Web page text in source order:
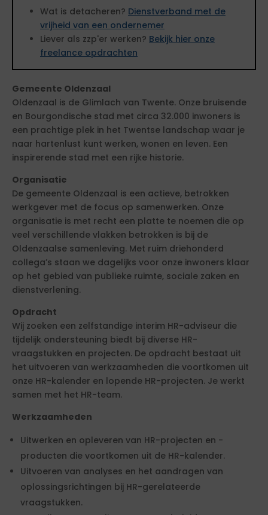
Wat is detacheren? Dienstverband met de
vrijheid van een ondernemer
Liever als zzp'er werken? Bekijk hier onze
freelance opdrachten
Gemeente Oldenzaal
Oldenzaal is de Glimlach van Twente. Onze bruisende
en Bourgondische stad met circa 32.000 inwoners is
een prachtige plek in het Twentse landschap waar je
naar hartenlust kunt werken, wonen en leven. Een
inspirerende stad met een rijke historie.
Organisatie
De gemeente Oldenzaal is een actieve, betrokken
werkgever met de focus op samenwerken. Onze
organisatie is met recht een platte te noemen die op
veel verschillende vlakken betrokken is bij de
Oldenzaalse samenleving. Met ruim driehonderd
collega’s staan we dagelijks voor onze inwoners klaar
op het gebied van publieke ruimte, sociale zaken en
dienstverlening.
Opdracht
Wij zoeken een zelfstandige interim HR-adviseur die
tijdelijk ondersteuning biedt bij diverse HR-
vraagstukken en projecten. De opdracht bestaat uit
het uitvoeren van werkzaamheden die voortkomen uit
onze HR-kalender en lopende HR-projecten. Je werkt
samen met het HR-team.
Werkzaamheden
Uitwerken en opleveren van HR-projecten en -
producten die voortkomen uit de HR-kalender.
Uitvoeren van analyses en het aandragen van
oplossingsrichtingen bij HR-gerelateerde
vraagstukken.